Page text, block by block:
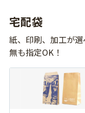
宅配袋
紙、印刷、加工が
無も指定OK！